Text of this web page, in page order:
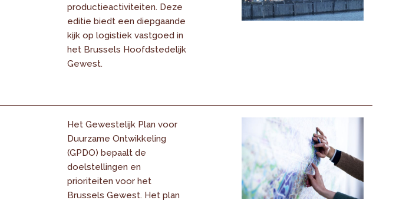
productieactiviteiten. Deze
editie biedt een diepgaande
kijk op logistiek vastgoed in
het Brussels Hoofdstedelijk
Gewest.
Het Gewestelijk Plan voor
Duurzame Ontwikkeling
(GPDO) bepaalt de
doelstellingen en
prioriteiten voor het
Brussels Gewest. Het plan